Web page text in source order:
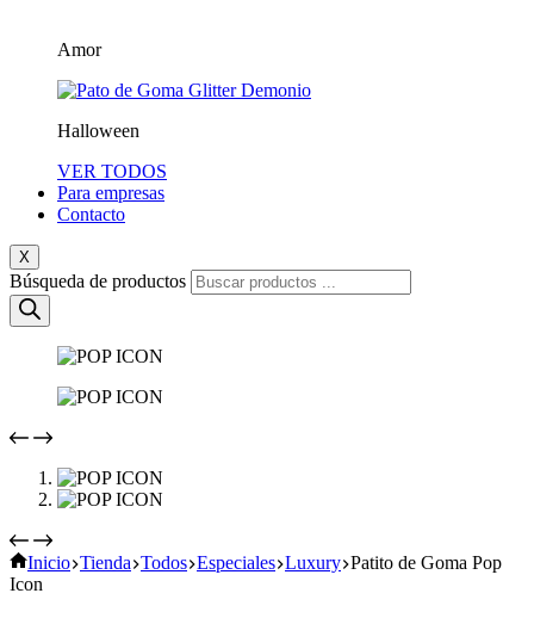
Amor
Halloween
VER TODOS
Para empresas
Contacto
X
Búsqueda de productos
Inicio Tienda Todos Especiales Luxury Patito de Goma Pop
Icon